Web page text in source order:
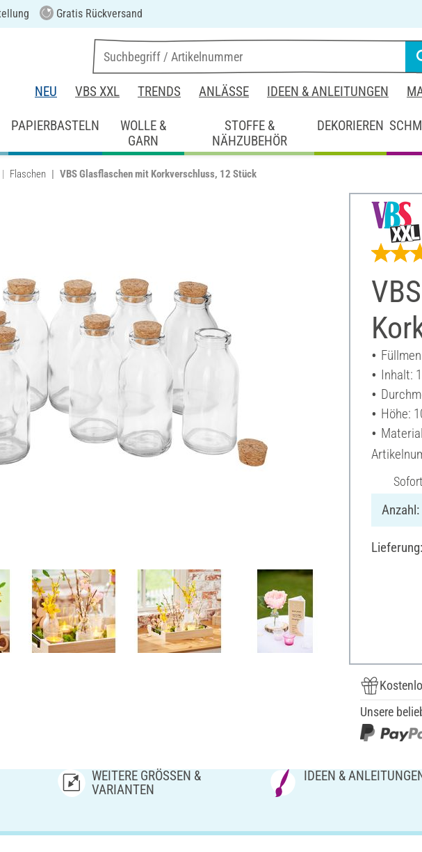
Gratis Rückversand
NEU VBS XXL TRENDS ANLÄSSE IDEEN & ANLEITUNGEN
PAPIERBASTELN
WOLLE &
GARN
STOFFE &
NÄHZUBEHÖR
DEKORIEREN
Flaschen VBS Glasflaschen mit Korkverschluss, 12 Stück
Inhalt:
Höhe:
Anzahl:
Unsere
WEITERE GRÖSSEN & V
ARIANTEN
IDEEN &